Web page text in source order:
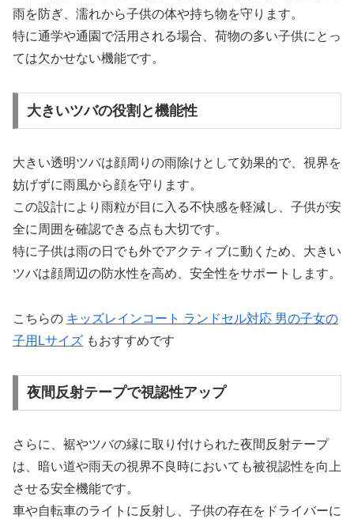
雨を防ぎ、濡れから子供の体や持ち物を守ります。
特に通学や通園で活用される場合、荷物の多い子供にとっ
ては欠かせない機能です。
大きいツバの役割と機能性
大きい透明ツバは顔周りの雨除けとして効果的で、視界を
妨げずに雨風から顔を守ります。
この設計により雨粒が目に入る不快感を軽減し、子供が安
全に周囲を確認できる点も大切です。
特に子供は雨の日でも外でアクティブに動くため、大きい
ツバは顔周辺の防水性を高め、安全性をサポートします。
こちらの キッズレインコート ランドセル対応 男の子女の
子用Lサイズ もおすすめです
夜間反射テープで視認性アップ
さらに、裾やツバの縁に取り付けられた夜間反射テープ
は、暗い道や雨天の視界不良時においても被視認性を向上
させる安全機能です。
車や自転車のライトに反射し、子供の存在をドライバーに